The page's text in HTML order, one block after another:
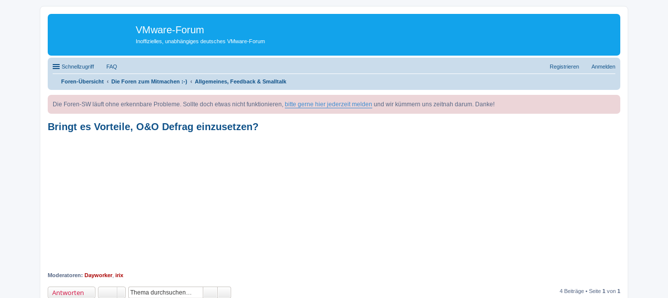
VMware-Forum
Inoffizielles, unabhängiges deutsches VMware-Forum
Schnellzugriff FAQ Anmelden
Registrieren
Foren-Übersicht Die Foren zum Mitmachen :-) Allgemeines, Feedback & Smalltalk
Die Foren-SW läuft ohne erkennbare Probleme. Sollte doch etwas nicht funktionieren, bitte gerne hier jederzeit melden und wir kümmern uns zeitnah darum. Danke!
Bringt es Vorteile, O&O Defrag einzusetzen?
Moderatoren: Dayworker, irix
Antworten 4 Beiträge • Seite 1 von 1